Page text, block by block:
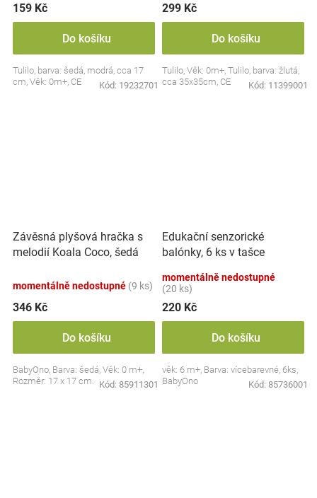
159 Kč
Do košíku
Tulilo, barva: šedá, modrá, cca 17
cm, Věk: 0m+, CE
Kód: 19232701
299 Kč
Do košíku
Tulilo, Věk: 0m+, Tulilo, barva: žlutá,
cca 35x35cm, CE
Kód: 11399001
Závěsná plyšová hračka s
melodií Koala Coco, šedá
momentálně nedostupné (9 ks)
346 Kč
Do košíku
BabyOno, Barva: šedá, Věk: 0 m+,
Rozměr: 17 x 17 cm.
Kód: 85911301
Edukační senzorické
balónky, 6 ks v tašce
momentálně nedostupné
(20 ks)
220 Kč
Do košíku
věk: 6 m+, Barva: vícebarevné, 6ks,
BabyOno
Kód: 85736001